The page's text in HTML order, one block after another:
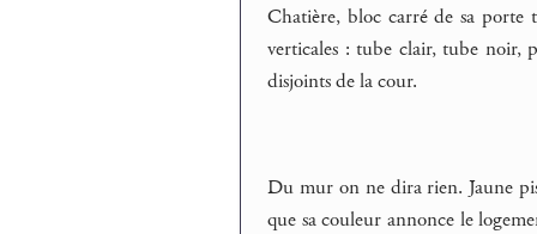
Chatière, bloc carré de sa porte
verticales : tube clair, tube noir,
disjoints de la cour.
Du mur on ne dira rien. Jaune
que sa couleur annonce le